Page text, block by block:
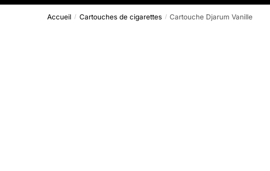
Accueil / Cartouches de cigarettes / Cartouche Djarum Vanille